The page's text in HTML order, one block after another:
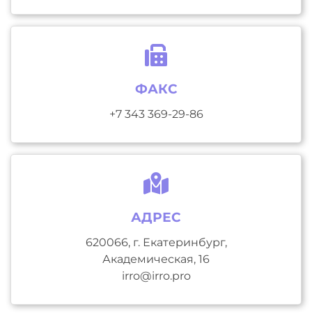
ФАКС
+7 343 369-29-86
АДРЕС
620066, г. Екатеринбург,
Академическая, 16
irro@irro.pro